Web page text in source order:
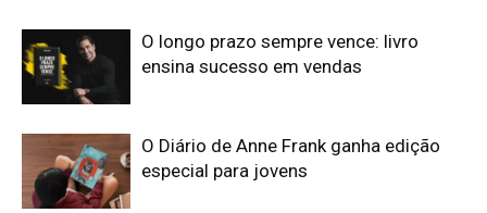
O longo prazo sempre vence: livro
ensina sucesso em vendas
O Diário de Anne Frank ganha edição
especial para jovens